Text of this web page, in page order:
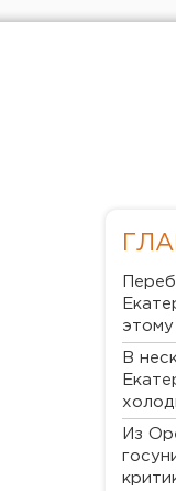
этому
В
Из